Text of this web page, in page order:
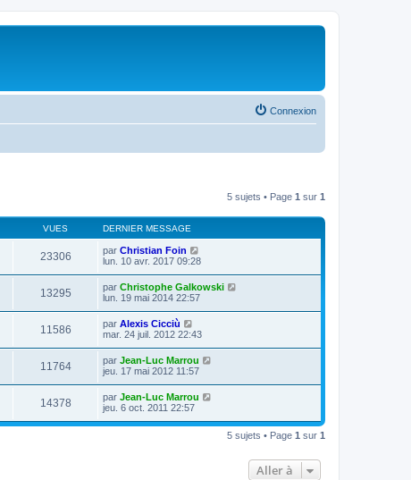
Connexion
5 sujets • Page 1 sur 1
VUES DERNIER MESSAGE
23306 par Christian Foin
lun. 10 avr. 2017 09:28
13295 par Christophe Galkowski
lun. 19 mai 2014 22:57
11586 par Alexis Cicciù
mar. 24 juil. 2012 22:43
11764 par Jean-Luc Marrou
jeu. 17 mai 2012 11:57
14378 par Jean-Luc Marrou
jeu. 6 oct. 2011 22:57
5 sujets • Page 1 sur 1
Aller à